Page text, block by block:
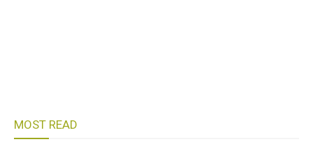
MOST READ